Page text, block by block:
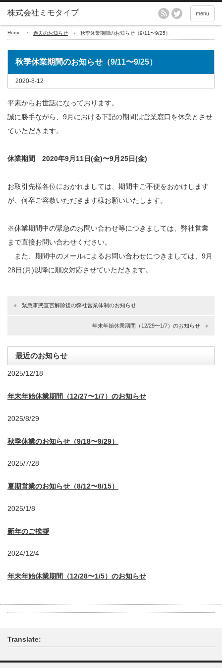
menu
Home 過去のお知らせ 秋季休業期間のお知らせ（9/11〜9/25）
秋季休業期間のお知らせ（9/11〜9/25）
2020-8-12
平素からお世話になっております。
誠に勝手ながら、9月における下記の期間は営業窓口を休業とさせ
ていただきます。
休業期間 2020年9月11日(金)〜9月25日(金)
お取引先様各位におかれましては、期間中ご不便をおかけします
が、何卒ご容赦いただきます様お願いいたします。
※休業期間中の緊急のお問い合わせ等につきましては、弊社営業
まで直接お問い合わせください。
また、期間中のメールによるお問い合わせにつきましては、9月
28日(月)以降に順次対応させていただきます。
緊急事態宣言解除後の弊社営業体制のお知らせ
年末年始休業期間（12/29〜1/7）のお知らせ
最近のお知らせ
2025/12/18
年末年始休業期間（12/27〜1/7）のお知らせ
2025/8/29
秋季休業のお知らせ（9/18〜9/29）
2025/7/28
夏期営業のお知らせ（8/12〜8/15）
2025/1/8
新年のご挨拶
2024/12/4
年末年始休業期間（12/28〜1/5）のお知らせ
Translate: